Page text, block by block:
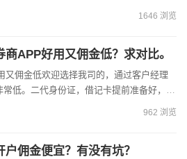
链接，周末也能手机开户...
1646 浏览
APP好用又佣金低？求对比。
又佣金低欢迎选择我司的，通过客户经理
低。二代身份证，借记卡提前准备好，开
交易才会收取佣金。现在调...
962 浏览
佣金便宜？有没有坑？